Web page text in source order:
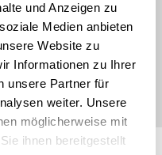
und Anzeigen zu
Medien anbieten
Website zu
Informationen zu Ihrer
unsere Partner für
weiter. Unsere
möglicherweise mit
ihnen bereitgestellt